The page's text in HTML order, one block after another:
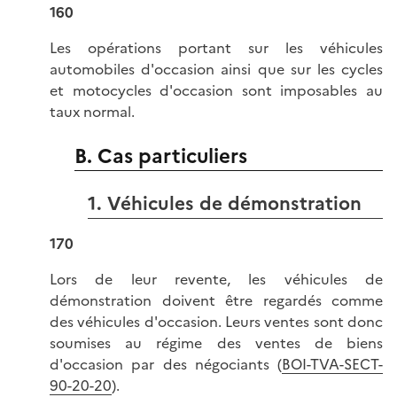
160
Les opérations portant sur les véhicules
automobiles d'occasion ainsi que sur les cycles
et motocycles d'occasion sont imposables au
taux normal.
B. Cas particuliers
1. Véhicules de démonstration
170
Lors de leur revente, les véhicules de
démonstration doivent être regardés comme
des véhicules d'occasion. Leurs ventes sont donc
soumises au régime des ventes de biens
d'occasion par des négociants (BOI-TVA-SECT-
90-20-20).